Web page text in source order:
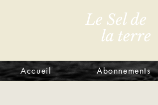
Le Sel de
la terre
Accueil Abonnements